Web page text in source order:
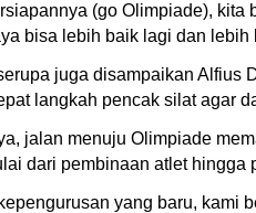
(go Olimpiade), kita
bisa lebih baik lagi dan
juga disampaikan Alfius
langkah pencak silat agar
jalan menuju Olimpiade
dari pembinaan atlet hingga
yang baru, kami